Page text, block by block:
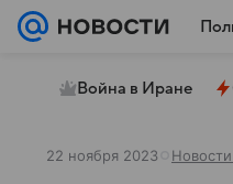
Война в Иране
22 ноября 2023